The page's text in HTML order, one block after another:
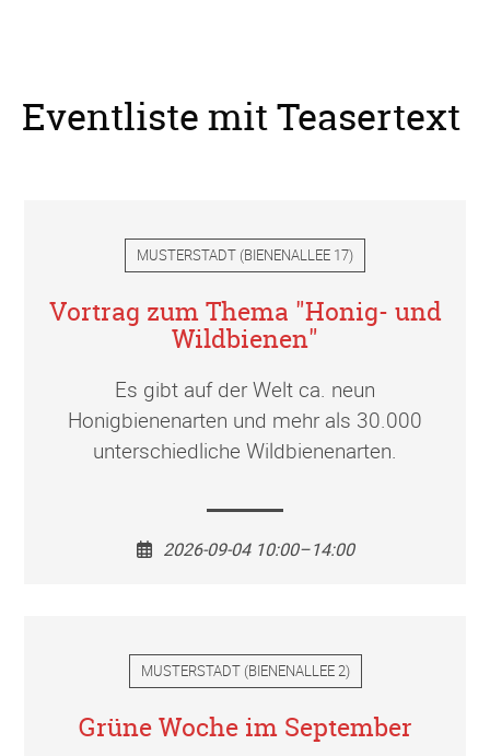
Eventliste mit Teasertext
MUSTERSTADT (BIENENALLEE 17)
Vortrag zum Thema "Honig- und
Wildbienen"
Es gibt auf der Welt ca. neun
Honigbienenarten und mehr als 30.000
unterschiedliche Wildbienenarten.
2026-09-04 10:00–14:00
MUSTERSTADT(BIENENALLEE 2)
Grüne Woche im September